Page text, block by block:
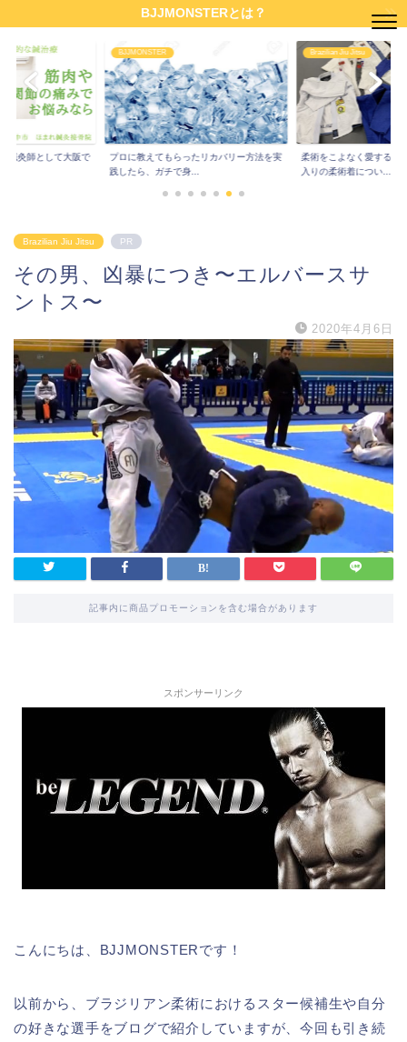
BJJMONSTERとは？
たリカバリー方法を実
Brazilian Jiu Jitsu
柔術をこよなく愛する柔術家達に、お気に
入りの柔術着につい...
BJJMONSTER
ラッソーガードに悩ま
術家を救いたい〜『...
Brazilian Jiu Jitsu PR
その男、凶暴につき〜エルバースサ
ントス〜
2020年4月6日
記事内に商品プロモーションを含む場合があります
スポンサーリンク
こんにちは、BJJMONSTERです！
以前から、ブラジリアン柔術におけるスター候補生や自分
の好きな選手をブログで紹介していますが、今回も引き続